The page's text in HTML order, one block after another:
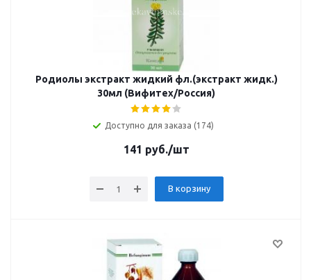
Родиолы экстракт жидкий фл.(экстракт жидк.)
30мл (Вифитех/Россия)
Доступно для заказа (174)
141 руб./шт
В корзину